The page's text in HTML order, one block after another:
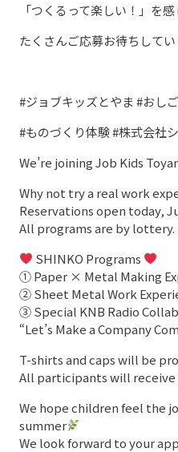
「つくるって楽しい！」を
たくさんご応募お待ちして
#ジョブキッズとやま #おし
#ものづくり体験 #株式会社
We’re joining Job Kids
Why not try a real work
Reservations open today,
All programs are by lottery.
SHINKO Programs
① Paper × Metal Making
② Sheet Metal Work
③ Special KNB Radio
“Let’s Make a Company
T-shirts and caps will be
All participants will
We hope children feel the
summer
We look forward to your